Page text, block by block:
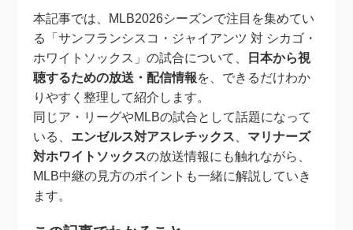
本記事では、MLB2026シーズンで注目を集めてい
る「サンフランシスコ・ジャイアンツ 対 シカゴ・
ホワイトソックス」の試合について、
日本から視
聴するための放送・配信情報を、できるだけわか
りやすく整理して紹介します。
同じア・リーグやMLBの試合として話題になって
いる、 エンゼルス対アスレチックス
マリナーズ
対ホワイトソックスの放送情報にも触れながら、
MLB中継の見方のポイントも一緒に解説していき
ます。